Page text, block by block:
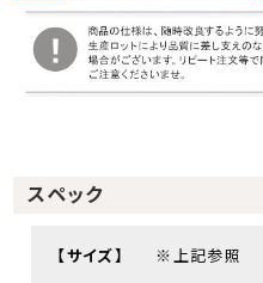
スペック
【サイズ】 ※上記参照